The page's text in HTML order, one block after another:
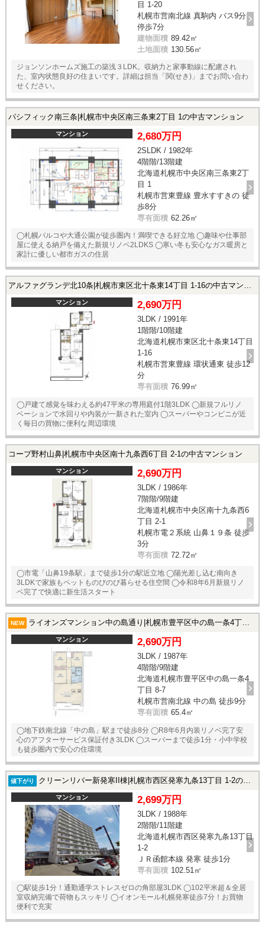
目 1-20
札幌市営南北線 真駒内 バス9分
停歩7分
建物面積 89.42㎡
土地面積 130.56㎡
ジョンソンホームズ施工の築浅３LDK。収納力と家事動線に配慮され
た、室内状態良好の住まいです。詳細は担当「関(せき)」までお問い合わ
せください。
パシフィック南三条|札幌市中央区南三条東2丁目 1の中古マンション
マンション 2,680万円
2SLDK / 1982年
4階階/13階建
北海道札幌市中央区南三条東2丁
目 1
札幌市営東豊線 豊水すすきの 徒
歩8分
専有面積 62.26㎡
◯札幌パルコや大通公園が徒歩圏内！満喫できる好立地 ◯趣味や仕事部
屋に使える納戸を備えた新規リノベ2LDKS ◯寒い冬も安心なガス暖房と
家計に優しい都市ガスの住居
アルファグランデ北10条|札幌市東区北十条東14丁目 1-16の中古マンション
マンション 2,690万円
3LDK / 1991年
1階階/10階建
北海道札幌市東区北十条東14丁目
1-16
札幌市営東豊線 環状通東 徒歩12
分
専有面積 76.99㎡
◯戸建て感覚を味わえる約47平米の専用庭付1階3LDK ◯新規フルリノ
ベーションで水回りや内装が一新された室内 ◯スーパーやコンビニが近
く毎日の買物に便利な周辺環境
コープ野村山鼻|札幌市中央区南十九条西6丁目 2-1の中古マンション
マンション 2,690万円
3LDK / 1986年
7階階/9階建
北海道札幌市中央区南十九条西6
丁目 2-1
札幌市電２系統 山鼻１９条 徒歩
3分
専有面積 72.72㎡
◯市電「山鼻19条駅」まで徒歩1分の駅近立地 ◯陽光差し込む南向き
3LDKで家族もペットものびのび暮らせる住空間 ◯令和8年6月新規リノ
ベ完了で快適に新生活スタート
NEW ライオンズマンション中の島通り|札幌市豊平区中の島一条4丁目 8-7の中古マンション
マンション 2,690万円
3LDK / 1987年
4階階/9階建
北海道札幌市豊平区中の島一条4
丁目 8-7
札幌市営南北線 中の島 徒歩9分
専有面積 65.4㎡
◯地下鉄南北線「中の島」駅まで徒歩8分 ◯R8年6月内装リノベ完了安
心のアフターサービス保証付き3LDK ◯スーパーまで徒歩1分・小中学校
も徒歩圏内で安心の住環境
値下がり クリーンリバー新発寒II棟|札幌市西区発寒九条13丁目 1-2の中古マンション
マンション 2,699万円
3LDK / 1988年
2階階/11階建
北海道札幌市西区発寒九条13丁目
1-2
ＪＲ函館本線 発寒 徒歩1分
専有面積 102.51㎡
◯駅徒歩1分！通勤通学ストレスゼロの角部屋3LDK ◯102平米超＆全居
室収納完備で荷物もスッキリ ◯イオンモール札幌発寒徒歩7分！お買物
便利で充実